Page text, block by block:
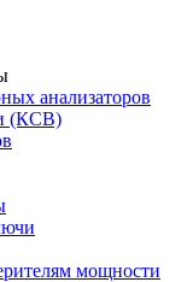
анализаторов
(КСВ)
мощности